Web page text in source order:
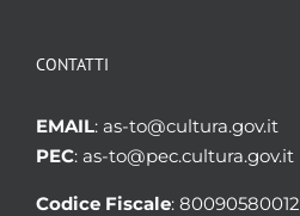
CONTATTI
EMAIL: as-to@cultura.gov.it
PEC: as-to@pec.cultura.gov.it
Codice Fiscale: 80090580012